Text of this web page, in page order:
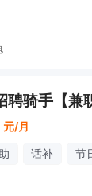
元/月
话补 节